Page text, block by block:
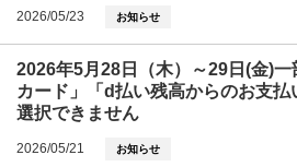
2026/05/23 お知らせ
2026年5月28日（木）～29日(金)一
カード」「d払い残高からのお支払
選択できません
2026/05/21 お知らせ